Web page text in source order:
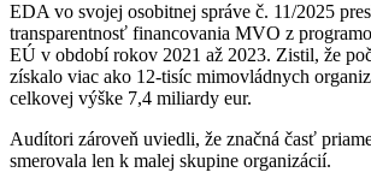
EDA vo svojej osobitnej správe č. 11/2025
transparentnosť financovania MVO z
EÚ v období rokov 2021 až 2023. Zistil, že
získalo viac ako 12-tisíc mimovládnych
celkovej výške 7,4 miliardy eur.
Audítori zároveň uviedli, že značná časť
smerovala len k malej skupine organizácií.